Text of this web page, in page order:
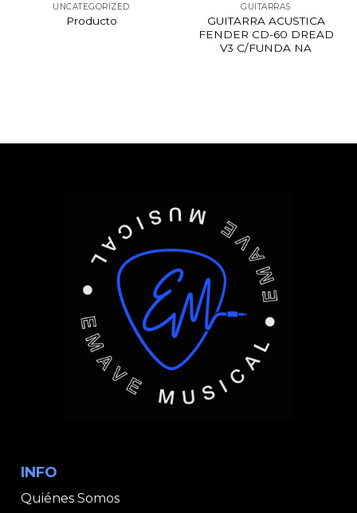
UNCATEGORIZED
Producto
GUITARRAS
GUITARRA ACUSTICA
FENDER CD-60 DREAD
V3 C/FUNDA NA
INFO
Quiénes Somos